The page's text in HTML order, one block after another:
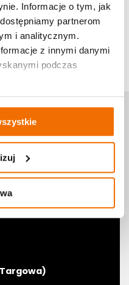
Informacje o tym, jak
partnerom
i analitycznym.
z innymi danymi
podczas
Oprowadzanie po
FabLabie